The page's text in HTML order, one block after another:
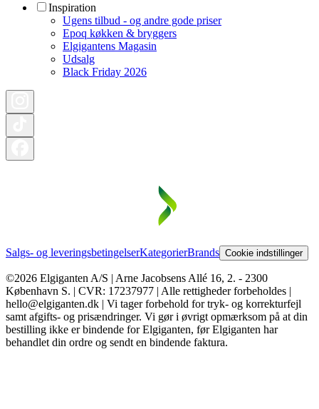
Inspiration
Ugens tilbud - og andre gode priser
Epoq køkken & bryggers
Elgigantens Magasin
Udsalg
Black Friday 2026
Salgs- og leveringsbetingelserKategorierBrands Cookie indstillinger
©2026 Elgiganten A/S | Arne Jacobsens Allé 16, 2. - 2300
København S. | CVR: 17237977 | Alle rettigheder forbeholdes |
hello@elgiganten.dk | Vi tager forbehold for tryk- og korrekturfejl
samt afgifts- og prisændringer. Vi gør i øvrigt opmærksom på at din
bestilling ikke er bindende for Elgiganten, før Elgiganten har
behandlet din ordre og sendt en bindende faktura.